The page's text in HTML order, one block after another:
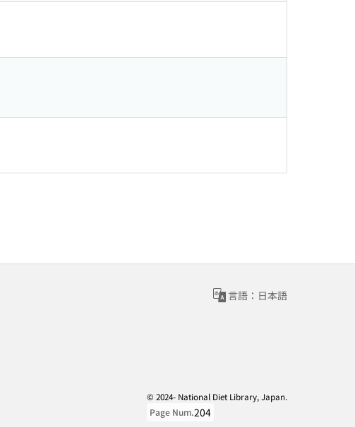
言語：日本語
© 2024- National Diet Library, Japan.
Page Num.204